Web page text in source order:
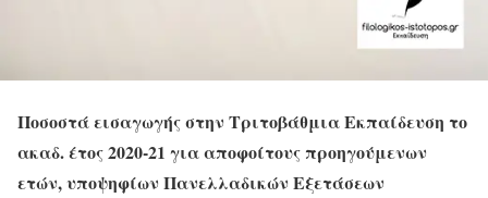
Ποσοστά εισαγωγής στην Τριτοβάθμια Εκπαίδευση το
ακαδ. έτος 2020-21 για αποφοίτους προηγούμενων
ετών, υποψηφίων Πανελλαδικών Εξετάσεων